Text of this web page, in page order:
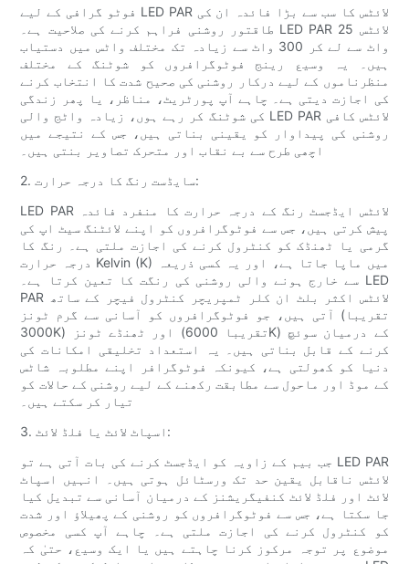
فوٹو گرافی کے لیے LED PAR لائٹس کا سب سے بڑا فائدہ ان کی
طاقتور روشنی فراہم کرنے کی صلاحیت ہے۔ LED PAR لائٹس 25
واٹ سے لے کر 300 واٹ سے زیادہ تک مختلف واٹس میں دستیاب
ہیں۔ یہ وسیع رینج فوٹوگرافروں کو شوٹنگ کے مختلف
منظرناموں کے لیے درکار روشنی کی صحیح شدت کا انتخاب کرنے
کی اجازت دیتی ہے۔ چاہے آپ پورٹریٹ، مناظر، یا پھر زندگی
کی شوٹنگ کر رہے ہوں، زیادہ واٹج والی LED PAR لائٹس کافی
روشنی کی پیداوار کو یقینی بناتی ہیں، جس کے نتیجے میں
اچھی طرح سے بے نقاب اور متحرک تصاویر بنتی ہیں۔
2. سایڈست رنگ کا درجہ حرارت:
LED PAR لائٹس ایڈجسٹ رنگ کے درجہ حرارت کا منفرد فائدہ
پیش کرتی ہیں، جس سے فوٹوگرافروں کو اپنے لائٹنگ سیٹ اپ کی
گرمی یا ٹھنڈک کو کنٹرول کرنے کی اجازت ملتی ہے۔ رنگ کا
درجہ حرارت Kelvin (K) میں ماپا جاتا ہے، اور یہ کسی ذریعہ
سے خارج ہونے والی روشنی کی رنگت کا تعین کرتا ہے۔ LED
PAR لائٹس اکثر بلٹ ان کلر ٹمپریچر کنٹرول فیچر کے ساتھ
آتی ہیں، جو فوٹوگرافروں کو آسانی سے گرم ٹونز (تقریبا
3000K) اور ٹھنڈے ٹونز (تقریبا 6000K) کے درمیان سوئچ
کرنے کے قابل بناتی ہیں۔ یہ استعداد تخلیقی امکانات کی
دنیا کو کھولتی ہے، کیونکہ فوٹوگرافر اپنے مطلوبہ شاٹس
کے موڈ اور ماحول سے مطابقت رکھنے کے لیے روشنی کے حالات کو
تیار کر سکتے ہیں۔
3. اسپاٹ لائٹ یا فلڈ لائٹ:
جب بیم کے زاویہ کو ایڈجسٹ کرنے کی بات آتی ہے تو LED PAR
لائٹس ناقابل یقین حد تک ورسٹائل ہوتی ہیں۔ انہیں اسپاٹ
لائٹ اور فلڈ لائٹ کنفیگریشنز کے درمیان آسانی سے تبدیل کیا
جا سکتا ہے، جس سے فوٹوگرافروں کو روشنی کے پھیلاؤ اور شدت
کو کنٹرول کرنے کی اجازت ملتی ہے۔ چاہے آپ کسی مخصوص
موضوع پر توجہ مرکوز کرنا چاہتے ہیں یا ایک وسیع، حتیٰ کہ